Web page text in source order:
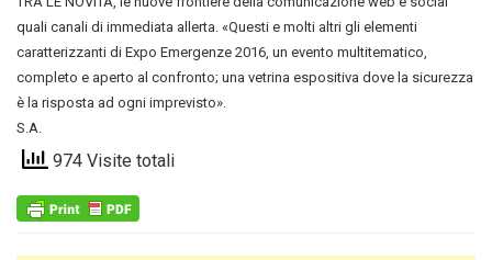
quali canali di immediata allerta. «Questi e molti altri gli elementi
caratterizzanti di Expo Emergenze 2016, un evento multitematico,
completo e aperto al confronto; una vetrina espositiva dove la sicurezza
è la risposta ad ogni imprevisto».
S.A.
974 Visite totali